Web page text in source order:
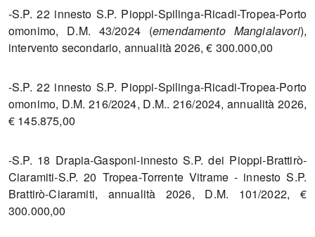
-S.P. 22 innesto S.P. Pioppi-Spilinga-Ricadi-Tropea-Porto
omonimo, D.M. 43/2024 (emendamento Mangialavori),
intervento secondario, annualità 2026, € 300.000,00
-S.P. 22 innesto S.P. Pioppi-Spilinga-Ricadi-Tropea-Porto
omonimo, D.M. 216/2024, D.M.. 216/2024, annualità 2026,
€ 145.875,00
-S.P. 18 Drapia-Gasponi-innesto S.P. dei Pioppi-Brattirò-
Ciaramiti-S.P. 20 Tropea-Torrente Vitrame - innesto S.P.
Brattirò-Ciaramiti, annualità 2026, D.M. 101/2022, €
300.000,00